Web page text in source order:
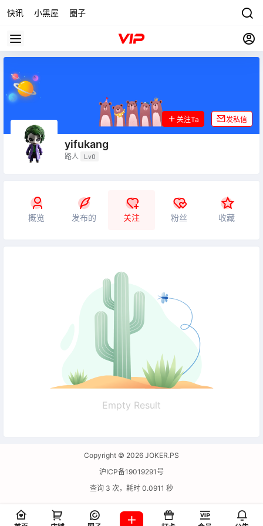
快讯 小黑屋 圈子
yifukang
路人 Lv0
关注Ta 发私信
概览 发布的 关注 粉丝 收藏
Empty Result
Copyright © 2026 JOKER.PS
沪ICP备19019291号
查询 3 次，耗时 0.0911 秒